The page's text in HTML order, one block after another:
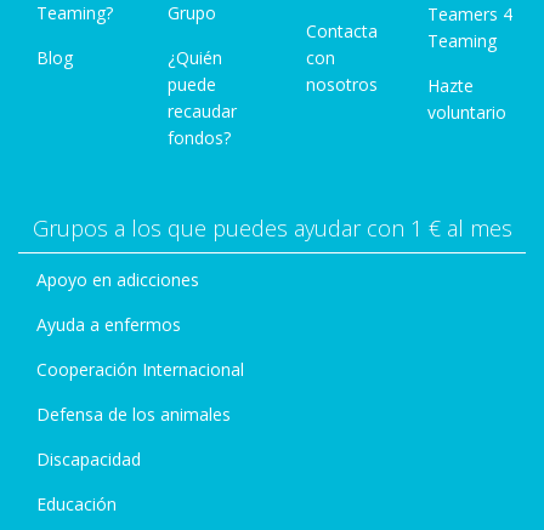
Teaming?
Blog
Grupo
¿Quién
puede
recaudar
fondos?
Contacta
con
nosotros
Teamers 4
Teaming
Hazte
voluntario
Grupos a los que puedes ayudar con 1 € al mes
Apoyo en adicciones
Ayuda a enfermos
Cooperación Internacional
Defensa de los animales
Discapacidad
Educación